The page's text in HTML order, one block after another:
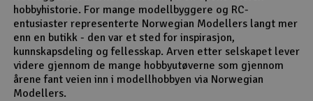
hobbyhistorie. For mange modellbyggere og RC-
entusiaster representerte Norwegian Modellers langt mer
enn en butikk - den var et sted for inspirasjon,
kunnskapsdeling og fellesskap. Arven etter selskapet lever
videre gjennom de mange hobbyutøverne som gjennom
årene fant veien inn i modellhobbyen via Norwegian
Modellers.